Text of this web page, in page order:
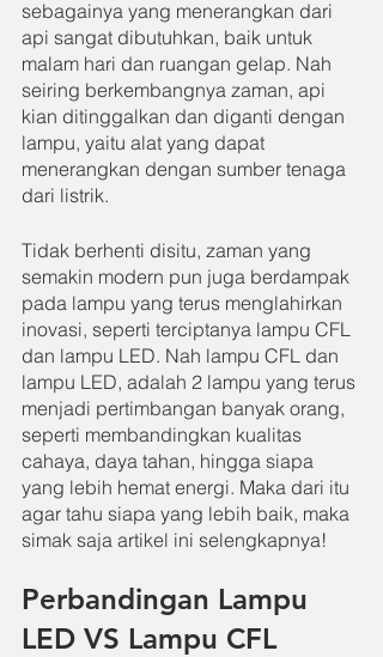
sebagainya yang menerangkan dari
api sangat dibutuhkan, baik untuk
malam hari dan ruangan gelap. Nah
seiring berkembangnya zaman, api
kian ditinggalkan dan diganti dengan
lampu, yaitu alat yang dapat
menerangkan dengan sumber tenaga
dari listrik.
Tidak berhenti disitu, zaman yang
semakin modern pun juga berdampak
pada lampu yang terus menglahirkan
inovasi, seperti terciptanya lampu CFL
dan lampu LED. Nah lampu CFL dan
lampu LED, adalah 2 lampu yang terus
menjadi pertimbangan banyak orang,
seperti membandingkan kualitas
cahaya, daya tahan, hingga siapa
yang lebih hemat energi. Maka dari itu
agar tahu siapa yang lebih baik, maka
simak saja artikel ini selengkapnya!
Perbandingan Lampu
LED VS Lampu CFL